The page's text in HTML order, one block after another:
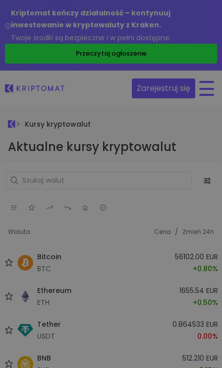
Kriptomat kończy działalność – kontynuuj
inwestowanie w kryptowaluty z Kraken.
Twoje środki są bezpieczne i w pełni dostępne.
Przeczytaj ogłoszenie
Zarejestruj się
Kursy kryptowalut
Aktualne kursy kryptowalut
Waluta Cena / Zmień 24h
Bitcoin
BTC
56102.00 EUR
+0.80%
Ethereum
ETH
1655.54 EUR
+0.50%
Tether
USDT
0.864533 EUR
0.00%
BNB
512.210 EUR